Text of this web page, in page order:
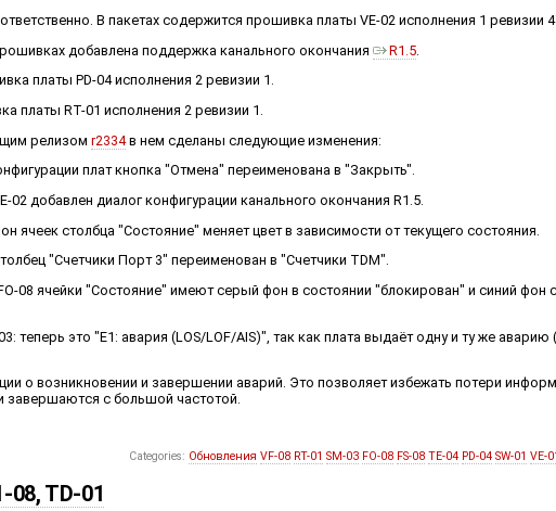
В пакетах содержится прошивка платы VE-02 исполнения 1 ревизии
добавлена поддержка канального окончания
R1.5
платы PD-04 исполнения 2 ревизии 1.
платы RT-01 исполнения 2 ревизии 1.
релизомr2334в нем сделаны следующие изменения:
плат кнопка "Отмена" переименована в "Закрыть".
02 добавлен диалог конфигурации канального окончания R1.5.
ячеек столбца "Состояние" меняет цвет в зависимости от текущего состояния.
"Счетчики Порт 3" переименован в "Счетчики TDM".
08 ячейки "Состояние" имеют серый фон в состоянии "блокирован" и синий фон
теперь это "E1: авария (LOS/LOF/AIS)", так как плата выдаёт одну и ту же аварию
о возникновении и завершении аварий. Это позволяет избежать потери
завершаются с большой частотой.
Categories: Обновления VF-08 RT-01 SM-03 FO-08 FS-08 TE-04 PD-04 SW-01 VE-
TD-01